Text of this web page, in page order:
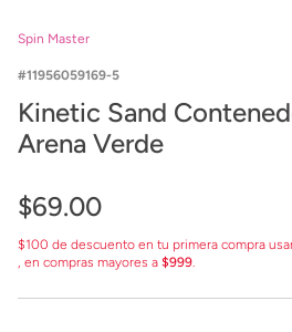
Spin Master
11956059169-5
Kinetic Sand
Arena Verde
$69.00
$100 de descuento en tu primera compra
, en compras mayores a $999.